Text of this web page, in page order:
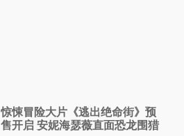
惊悚冒险大片《逃出绝命街》预
售开启 安妮海瑟薇直面恐龙围猎